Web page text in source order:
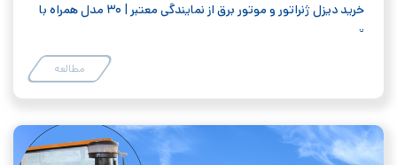
خرید دیزل ژنراتور و موتور برق از نمایندگی معتبر | ۳۰ مدل همراه با
قیمت
مطالعه